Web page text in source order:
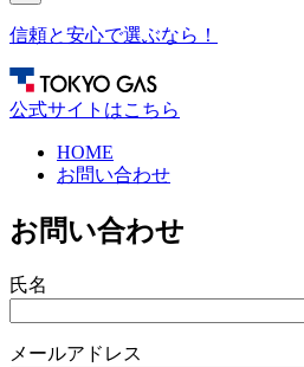
信頼と安心で選ぶなら！
公式サイトはこちら
HOME
お問い合わせ
お問い合わせ
氏名
メールアドレス